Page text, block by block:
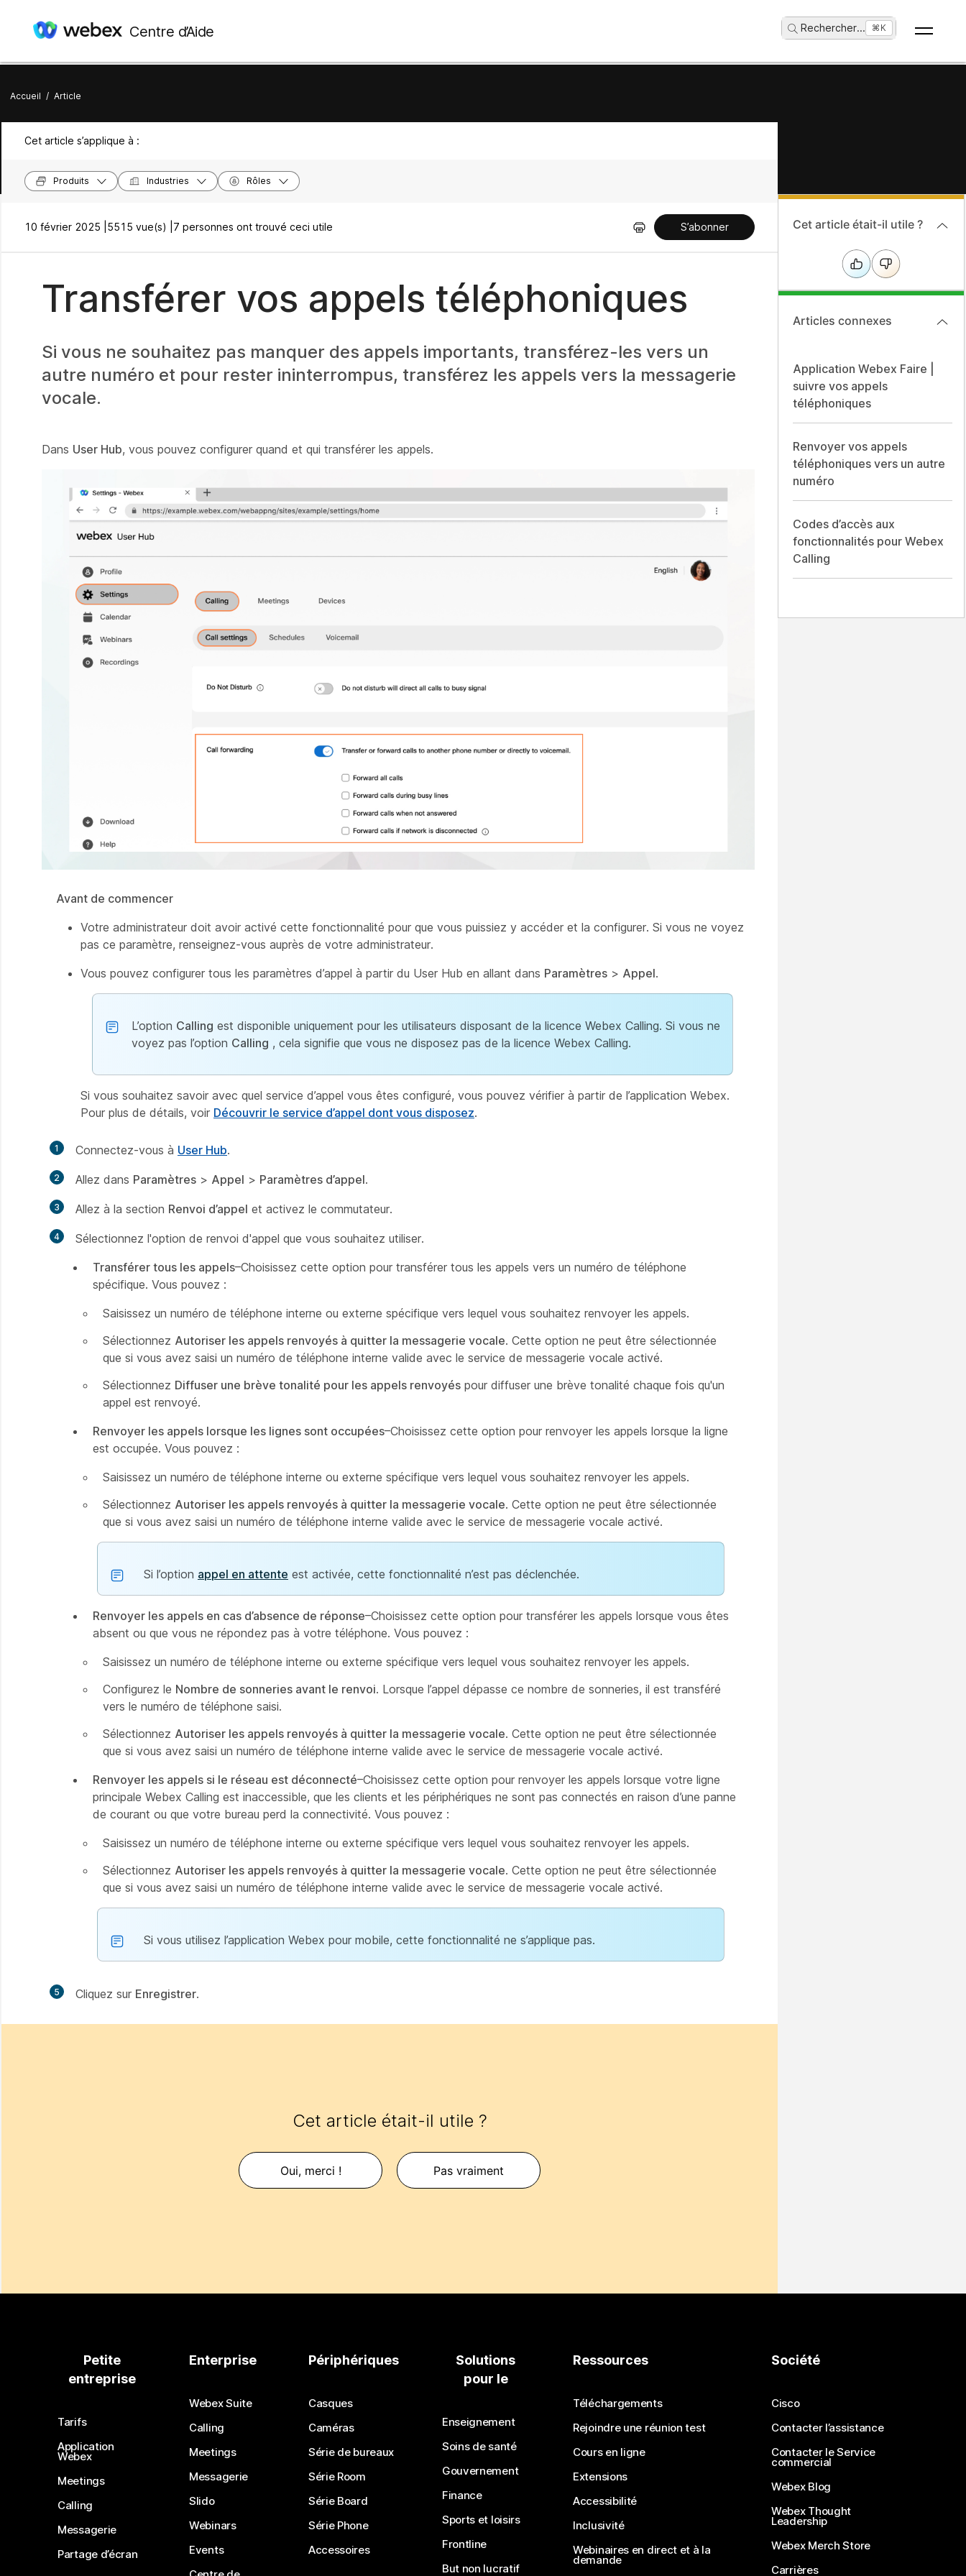
Centre d’Aide Rechercher... ⌘K
Accueil / Article
Cet article s’applique à :
Produits Industries Rôles
10 février 2025 | 5515 vue(s) | 7 personnes ont trouvé ceci utile S’abonner
Transférer vos appels téléphoniques
Si vous ne souhaitez pas manquer des appels importants, transférez-les vers un
autre numéro et pour rester ininterrompus, transférez les appels vers la messagerie
vocale.
Dans User Hub, vous pouvez configurer quand et qui transférer les appels.
Avant de commencer
Votre administrateur doit avoir activé cette fonctionnalité pour que vous puissiez y accéder et la configurer. Si vous ne voyez
pas ce paramètre, renseignez-vous auprès de votre administrateur.
Vous pouvez configurer tous les paramètres d’appel à partir du User Hub en allant dans Paramètres > Appel.
L’option Calling est disponible uniquement pour les utilisateurs disposant de la licence Webex Calling. Si vous ne
voyez pas l’option Calling , cela signifie que vous ne disposez pas de la licence Webex Calling.
Si vous souhaitez savoir avec quel service d’appel vous êtes configuré, vous pouvez vérifier à partir de l’application Webex.
Pour plus de détails, voir Découvrir le service d’appel dont vous disposez.
1 Connectez-vous à User Hub.
2 Allez dans Paramètres > Appel > Paramètres d’appel.
3 Allez à la section Renvoi d’appel et activez le commutateur.
4
Sélectionnez l'option de renvoi d'appel que vous souhaitez utiliser.
Transférer tous les appels–Choisissez cette option pour transférer tous les appels vers un numéro de téléphone
spécifique. Vous pouvez :
Saisissez un numéro de téléphone interne ou externe spécifique vers lequel vous souhaitez renvoyer les appels.
Sélectionnez Autoriser les appels renvoyés à quitter la messagerie vocale. Cette option ne peut être sélectionnée
que si vous avez saisi un numéro de téléphone interne valide avec le service de messagerie vocale activé.
Sélectionnez Diffuser une brève tonalité pour les appels renvoyés pour diffuser une brève tonalité chaque fois qu'un
appel est renvoyé.
Renvoyer les appels lorsque les lignes sont occupées–Choisissez cette option pour renvoyer les appels lorsque la ligne
est occupée. Vous pouvez :
Saisissez un numéro de téléphone interne ou externe spécifique vers lequel vous souhaitez renvoyer les appels.
Sélectionnez Autoriser les appels renvoyés à quitter la messagerie vocale. Cette option ne peut être sélectionnée
que si vous avez saisi un numéro de téléphone interne valide avec le service de messagerie vocale activé.
Si l’option appel en attente est activée, cette fonctionnalité n’est pas déclenchée.
Renvoyer les appels en cas d’absence de réponse–Choisissez cette option pour transférer les appels lorsque vous êtes
absent ou que vous ne répondez pas à votre téléphone. Vous pouvez :
Saisissez un numéro de téléphone interne ou externe spécifique vers lequel vous souhaitez renvoyer les appels.
Configurez le Nombre de sonneries avant le renvoi. Lorsque l’appel dépasse ce nombre de sonneries, il est transféré
vers le numéro de téléphone saisi.
Sélectionnez Autoriser les appels renvoyés à quitter la messagerie vocale. Cette option ne peut être sélectionnée
que si vous avez saisi un numéro de téléphone interne valide avec le service de messagerie vocale activé.
Renvoyer les appels si le réseau est déconnecté–Choisissez cette option pour renvoyer les appels lorsque votre ligne
principale Webex Calling est inaccessible, que les clients et les périphériques ne sont pas connectés en raison d’une panne
de courant ou que votre bureau perd la connectivité. Vous pouvez :
Saisissez un numéro de téléphone interne ou externe spécifique vers lequel vous souhaitez renvoyer les appels.
Sélectionnez Autoriser les appels renvoyés à quitter la messagerie vocale. Cette option ne peut être sélectionnée
que si vous avez saisi un numéro de téléphone interne valide avec le service de messagerie vocale activé.
Si vous utilisez l’application Webex pour mobile, cette fonctionnalité ne s’applique pas.
5 Cliquez sur Enregistrer.
Cet article était-il utile ?
Oui, merci ! Pas vraiment
Cet article était-il utile ?
Articles connexes
Application Webex Faire |
suivre vos appels
téléphoniques
Renvoyer vos appels
téléphoniques vers un autre
numéro
Codes d’accès aux
fonctionnalités pour Webex
Calling
Petite
entreprise
Tarifs
Application
Webex
Meetings
Calling
Messagerie
Partage d’écran
Enterprise
Webex Suite
Calling
Meetings
Messagerie
Slido
Webinars
Events
Périphériques
Casques
Caméras
Série de bureaux
Série Room
Série Board
Série Phone
Accessoires
Solutions
pour le
Enseignement
Soins de santé
Gouvernement
Finance
Sports et loisirs
Frontline
But non lucratif
Ressources
Téléchargements
Rejoindre une réunion test
Cours en ligne
Extensions
Accessibilité
Inclusivité
Webinaires en direct et à la
demande
Société
Cisco
Contacter l’assistance
Contacter le Service
commercial
Webex Blog
Webex Thought
Leadership
Webex Merch Store
Carrières